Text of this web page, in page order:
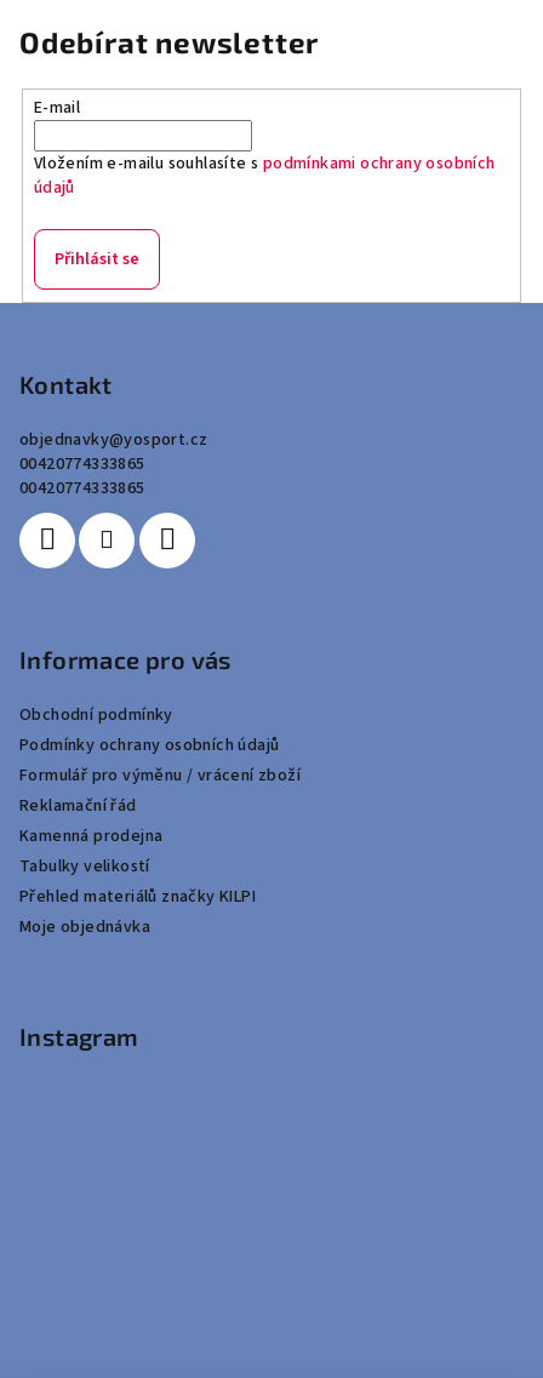
Odebírat newsletter
E-mail
Vložením e-mailu souhlasíte s podmínkami ochrany osobních
údajů
Přihlásit se
Kontakt
objednavky@yosport.cz
00420774333865
00420774333865
Informace pro vás
Obchodní podmínky
Podmínky ochrany osobních údajů
Formulář pro výměnu / vrácení zboží
Reklamační řád
Kamenná prodejna
Tabulky velikostí
Přehled materiálů značky KILPI
Moje objednávka
Instagram